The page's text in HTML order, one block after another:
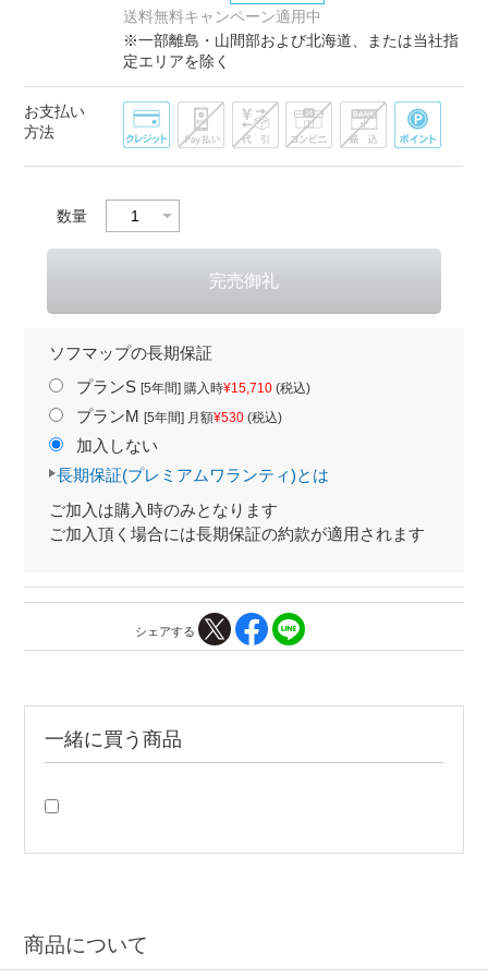
送料無料キャンペーン適用中
※一部離島・山間部および北海道、または当社指
定エリアを除く
お支払い
方法
数量
ソフマップの長期保証
プランS [5年間] 購入時¥15,710(税込)
プランM [5年間] 月額¥530(税込)
加入しない
長期保証(プレミアムワランティ)とは
ご加入は購入時のみとなります
ご加入頂く場合には長期保証の約款が適用されます
シェアする
一緒に買う商品
商品について